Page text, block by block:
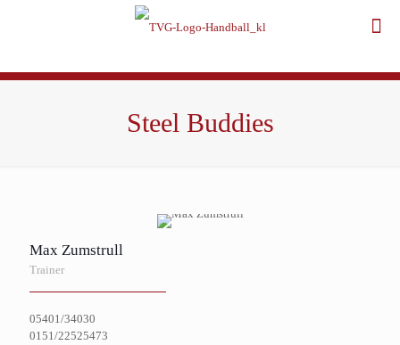
Steel Buddies
Max Zumstrull
Trainer
05401/34030
0151/22525473